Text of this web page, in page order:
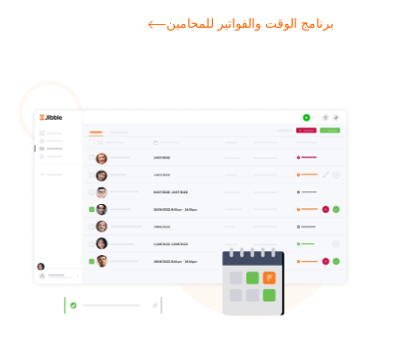
برنامج الوقت والفواتير للمحامين